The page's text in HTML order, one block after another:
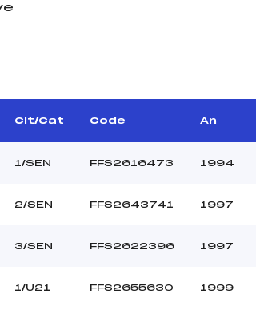
–
20.0000
Clt/Cat Code An
1/SEN FFS2616473 1994
2/SEN FFS2643741 1997
3/SEN FFS2622396 1997
1/U21 FFS2655630 1999